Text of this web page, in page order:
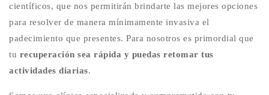
científicos, que nos permitirán brindarte las mejores opciones
para resolver de manera mínimamente invasiva el
padecimiento que presentes. Para nosotros es primordial que
tu recuperación sea rápida y puedas retomar tus
actividades diarias.